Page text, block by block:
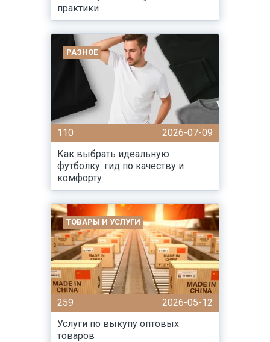
практики
РАЗНОЕ
110
2026-07-09
Как выбрать идеальную
футболку: гид по качеству и
комфорту
ТОВАРЫ И УСЛУГИ
259
2026-05-12
Услуги по выкупу оптовых
товаров